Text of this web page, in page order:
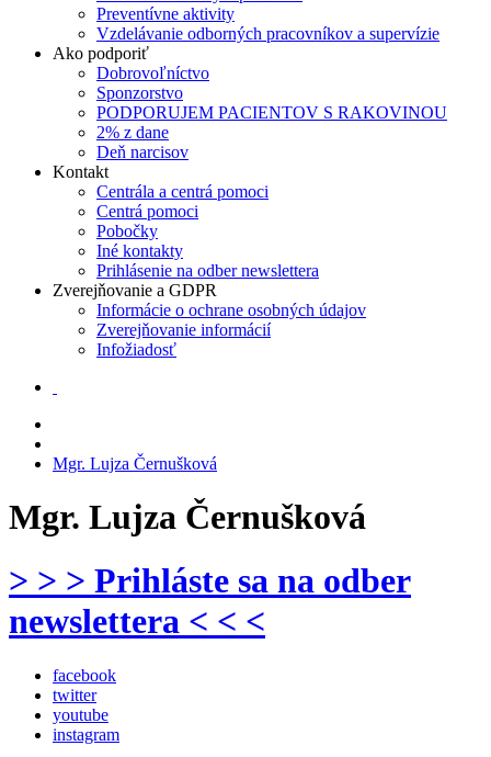
Preventívne aktivity
Vzdelávanie odborných pracovníkov a supervízie
Ako podporiť
Dobrovoľníctvo
Sponzorstvo
PODPORUJEM PACIENTOV S RAKOVINOU
2% z dane
Deň narcisov
Kontakt
Centrála a centrá pomoci
Centrá pomoci
Pobočky
Iné kontakty
Prihlásenie na odber newslettera
Zverejňovanie a GDPR
Informácie o ochrane osobných údajov
Zverejňovanie informácií
Infožiadosť
Mgr. Lujza Černušková
Mgr. Lujza Černušková
> > > Prihláste sa na odber
newslettera < < <
facebook
twitter
youtube
instagram